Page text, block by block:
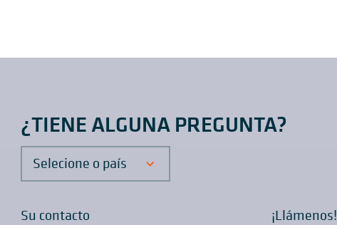
¿TIENE ALGUNA PREGUNTA?
Selecione o país
Su contacto ¡Llámenos!